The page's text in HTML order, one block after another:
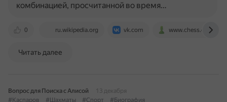
0 ru.wikipedia.org vk.com www.chess.com
комбинацией, просчитанной во время…
Читать далее
Вопрос для Поиска с Алисой
13 декабря
#Каспаров
#Шахматы #Спорт #Биография